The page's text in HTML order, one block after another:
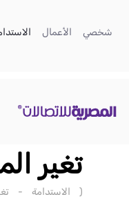
شخصي
الأعمال
تغير
( الاستدامة -